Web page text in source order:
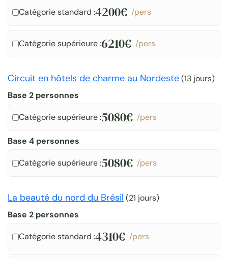
Catégorie standard :4200€ /pers
Catégorie supérieure :6210€ /pers
Circuit en hôtels de charme au Nordeste(13 jours)
Base 2 personnes
Catégorie supérieure :5080€ /pers
Base 4 personnes
Catégorie supérieure :5080€ /pers
La beauté du nord du Brésil (21 jours)
Base 2 personnes
Catégorie standard :4310€ /pers